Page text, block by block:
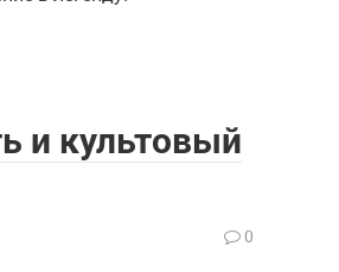
и культовый
0